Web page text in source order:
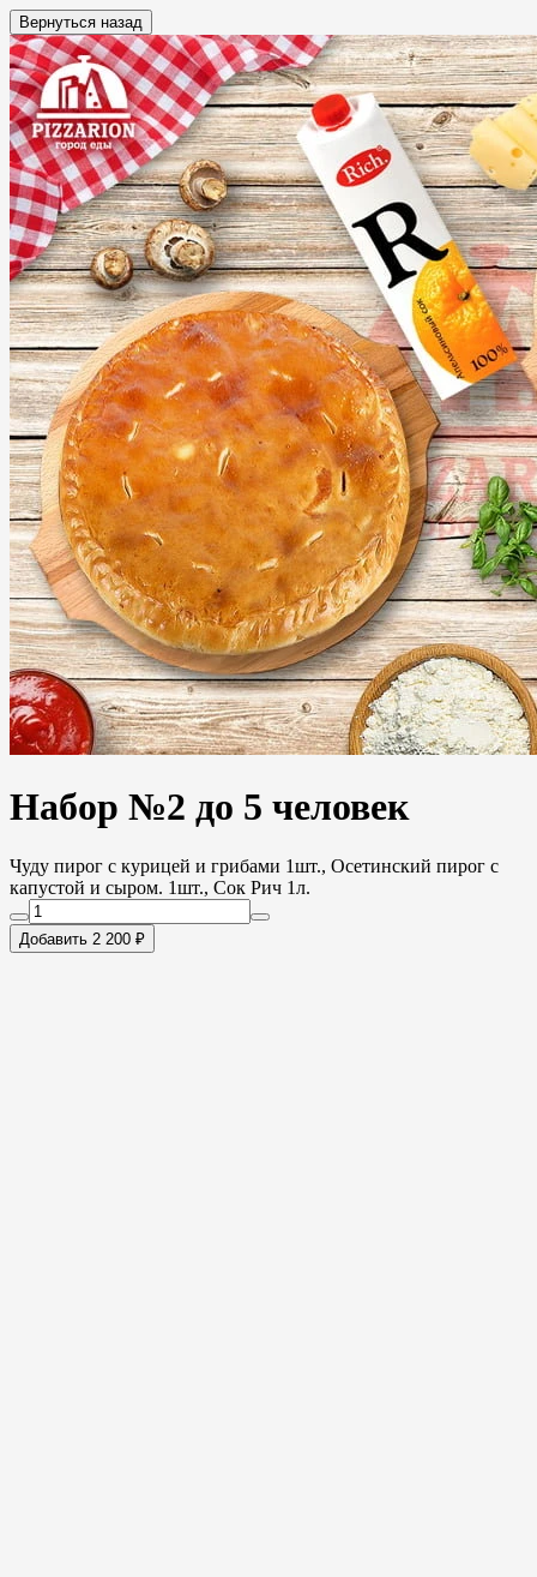
Вернуться назад
Набор №2 до 5 человек
Чуду пирог с курицей и грибами 1шт., Осетинский пирог с
капустой и сыром. 1шт., Сок Рич 1л.
Добавить 2 200 ₽